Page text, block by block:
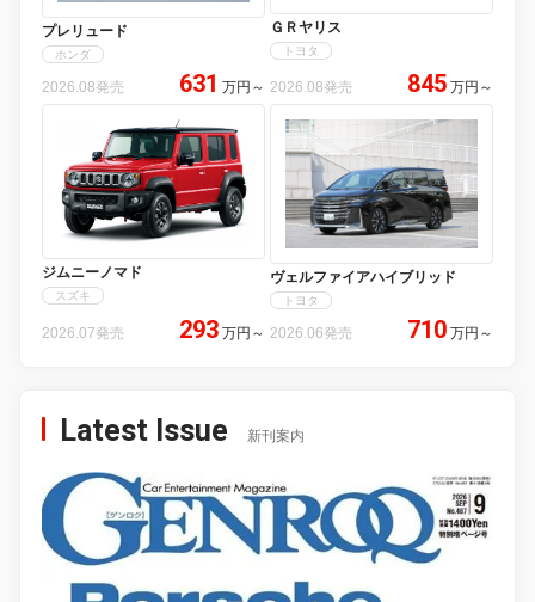
プレリュード
ホンダ
2026.08発売 631 万円 ～
ＧＲヤリス
トヨタ
2026.08発売 845 万円 ～
ジムニーノマド
スズキ
2026.07発売 293 万円 ～
ヴェルファイアハイブリッド
トヨタ
2026.06発売 710 万円 ～
Latest Issue 新刊案内